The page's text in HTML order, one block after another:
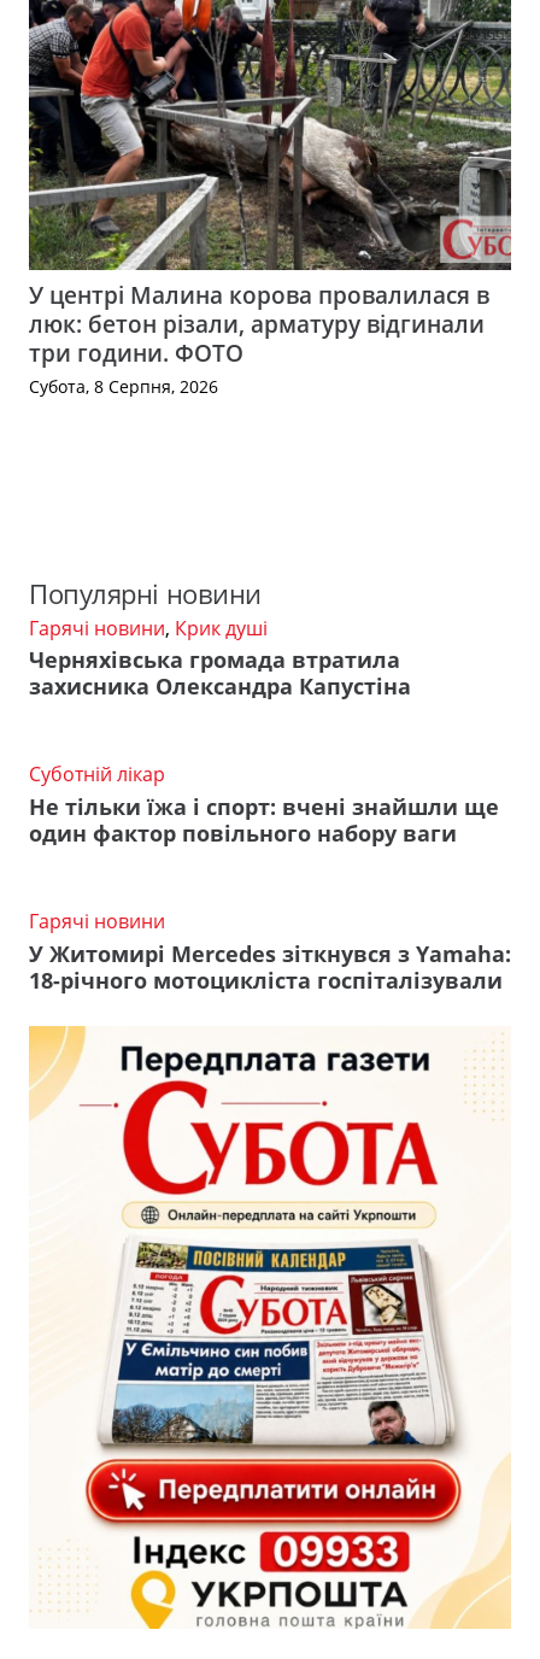
У центрі Малина корова провалилася в
люк: бетон різали, арматуру відгинали
три години. ФОТО
Субота, 8 Серпня, 2026
Популярні новини
Гарячі новини, Крик душі
Черняхівська громада втратила
захисника Олександра Капустіна
Суботній лікар
Не тільки їжа і спорт: вчені знайшли ще
один фактор повільного набору ваги
Гарячі новини
У Житомирі Mercedes зіткнувся з Yamaha:
18-річного мотоцикліста госпіталізували